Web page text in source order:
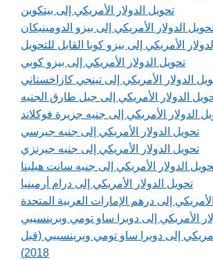
تحويل الدولار الأمريكي إلى بيتكوين
الدولار الأمريكي إلى بيزو الدومينيكان
الأمريكي إلى بيزو كوبا القابل للتحويل
تحويل الدولار الأمريكي إلى بيزو كوبي
الدولار الأمريكي إلى تينجي كازاخستاني
الدولار الأمريكي إلى جبل طارق الجنيه
الدولار الأمريكي إلى جنيه جزيرة فوكلاند
تحويل الدولار الأمريكي إلى جنيه جيرسي
تحويل الدولار الأمريكي إلى جنيه جيرنزي
الدولار الأمريكي إلى جنيه سانت هيلينا
تحويل الدولار الأمريكي إلى درام أرمينيا
إلى درهم الإمارات العربية المتحدة
الأمريكي إلى دوبرا ساو تومي وبرينسيبي
إلى دوبرا ساو تومي وبرينسيبي (قبل
2018)